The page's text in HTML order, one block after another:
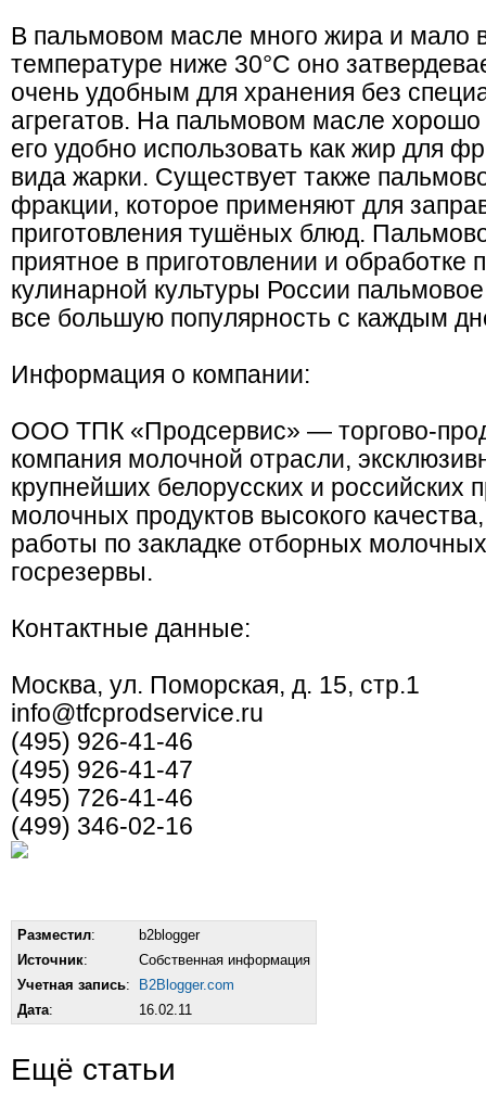
В пальмовом масле много жира и мало
температуре ниже 30°C оно
очень удобным для хранения без
агрегатов. На пальмовом масле хорошо
его удобно использовать как жир для
вида жарки. Существует также
фракции, которое применяют для
приготовления тушёных блюд.
приятное в приготовлении и
кулинарной культуры России
все большую популярность с каждым
Информация о компании:
ООО ТПК «Продсервис» — торгово-
компания молочной отрасли,
крупнейших белорусских и российских
молочных продуктов высокого
работы по закладке отборных
госрезервы.
Контактные данные:
Москва, ул. Поморская, д. 15, стр.1
info@tfcprodservice.ru
(495) 926-41-46
(495) 926-41-47
(495) 726-41-46
(499) 346-02-16
Разместил:
b2blogger
Источник:
Собственная информация
Учетная запись:
B2Blogger.com
Дата: 16.02.11
Ещё статьи